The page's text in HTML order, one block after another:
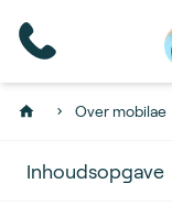
Home Over mobilae
Inhoudsopgave